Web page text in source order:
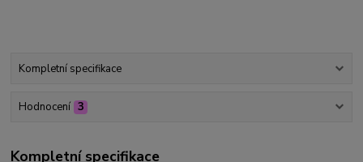
Kompletní specifikace
Hodnocení 3
Kompletní specifikace